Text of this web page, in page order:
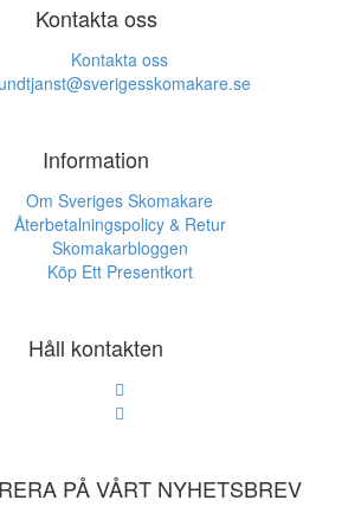
Kontakta oss
Kontakta oss
Information
Om Sveriges Skomakare
Återbetalningspolicy & Retur
Skomakarbloggen
Köp Ett Presentkort
Håll kontakten
PÅ VÅRT NYHETSBREV